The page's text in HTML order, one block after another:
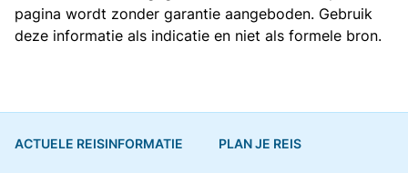
pagina wordt zonder garantie aangeboden. Gebruik
deze informatie als indicatie en niet als formele bron.
ACTUELE REISINFORMATIE PLAN JE REIS